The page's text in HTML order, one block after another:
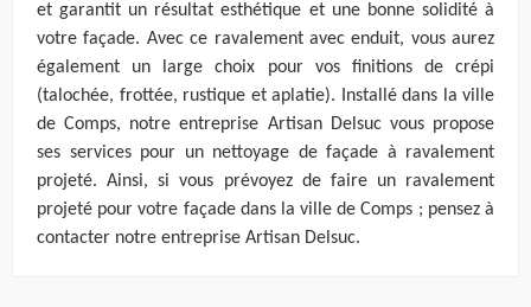
et garantit un résultat esthétique et une bonne solidité à
votre façade. Avec ce ravalement avec enduit, vous aurez
également un large choix pour vos finitions de crépi
(talochée, frottée, rustique et aplatie). Installé dans la ville
de Comps, notre entreprise Artisan Delsuc vous propose
ses services pour un nettoyage de façade à ravalement
projeté. Ainsi, si vous prévoyez de faire un ravalement
projeté pour votre façade dans la ville de Comps ; pensez à
contacter notre entreprise Artisan Delsuc.